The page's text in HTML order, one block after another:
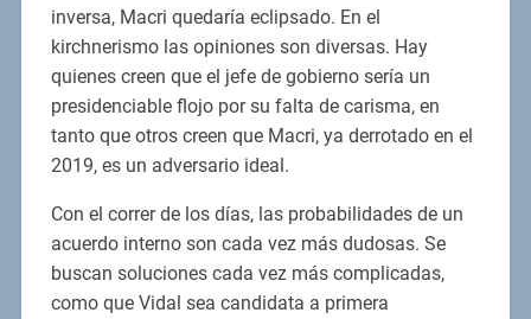
inversa, Macri quedaría eclipsado. En el
kirchnerismo las opiniones son diversas. Hay
quienes creen que el jefe de gobierno sería un
presidenciable flojo por su falta de carisma, en
tanto que otros creen que Macri, ya derrotado en el
2019, es un adversario ideal.
Con el correr de los días, las probabilidades de un
acuerdo interno son cada vez más dudosas. Se
buscan soluciones cada vez más complicadas,
como que Vidal sea candidata a primera